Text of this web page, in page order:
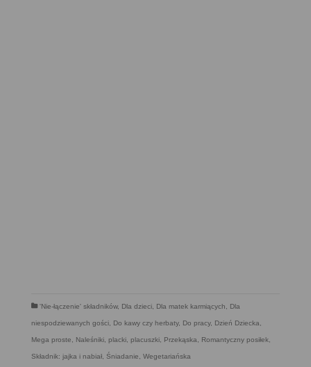
'Nie-łączenie' składników, Dla dzieci Dla matek karmiących Dla
niespodziewanych gości Do kawy czy herbaty, Do pracy, Dzień Dziecka
Mega proste Naleśniki, placki, placuszki Przekąska Romantyczny posiłek
Składnik: jajka i nabiał Śniadanie Wegetariańska